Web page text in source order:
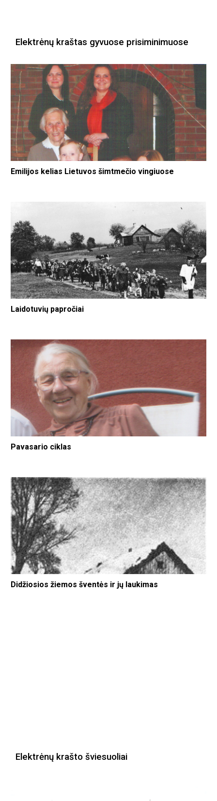
Elektrėnų kraštas gyvuose prisiminimuose
Emilijos kelias Lietuvos šimtmečio vingiuose
Laidotuvių papročiai
Pavasario ciklas
Didžiosios žiemos šventės ir jų laukimas
Elektrėnų krašto šviesuoliai